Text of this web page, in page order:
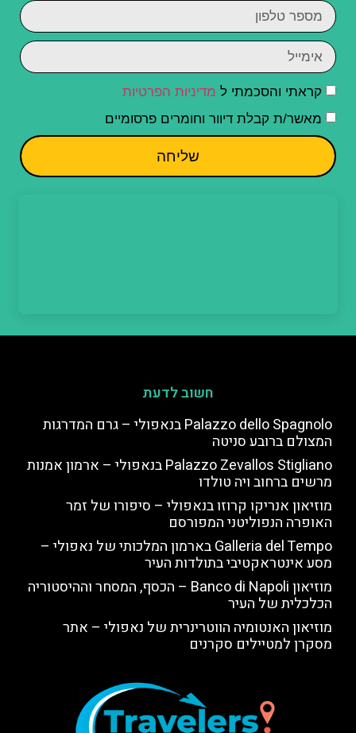
קראתי והסכמתי ל מדיניות הפרטיות
מאשר/ת קבלת דיוור וחומרים פרסומיים
שליחה
חשוב לדעת
Palazzo dello Spagnolo בנאפולי – גרם המדרגות
המצולם ברובע סניטה
Palazzo Zevallos Stigliano בנאפולי – ארמון אמנות
מרשים ברחוב ויה טולדו
מוזיאון אנריקו קרוזו בנאפולי – סיפורו של זמר
האופרה הנפוליטני המפורסם
Galleria del Tempo בארמון המלכותי של נאפולי –
מסע אינטראקטיבי בתולדות העיר
מוזיאון Banco di Napoli – הכסף, המסחר וההיסטוריה
הכלכלית של העיר
מוזיאון האנטומיה הווטרינרית של נאפולי – אתר
מסקרן למטיילים סקרנים